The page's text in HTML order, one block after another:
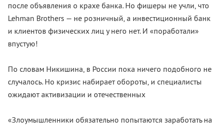
после объявления о крахе банка. Но фишеры не учли, что
Lehman Brothers — не розничный, а инвестиционный банк
и клиентов физических лиц у него нет. И «поработали»
впустую!
По словам Никишина, в России пока ничего подобного не
случалось. Но кризис набирает обороты, и специалисты
ожидают активизации и отечественных
«Злоумышленники обязательно попытаются заработать на